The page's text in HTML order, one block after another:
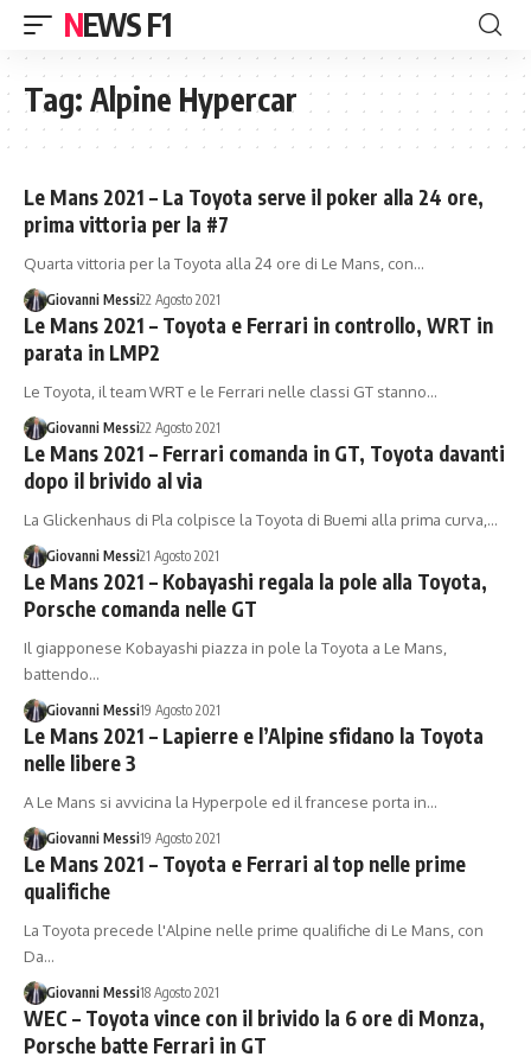
NEWS F1
Tag: Alpine Hypercar
Le Mans 2021 – La Toyota serve il poker alla 24 ore,
prima vittoria per la #7
Quarta vittoria per la Toyota alla 24 ore di Le Mans, con…
Giovanni Messi22 Agosto 2021
Le Mans 2021 – Toyota e Ferrari in controllo, WRT in
parata in LMP2
Le Toyota, il team WRT e le Ferrari nelle classi GT stanno…
Giovanni Messi22 Agosto 2021
Le Mans 2021 – Ferrari comanda in GT, Toyota davanti
dopo il brivido al via
La Glickenhaus di Pla colpisce la Toyota di Buemi alla prima curva,…
Giovanni Messi21 Agosto 2021
Le Mans 2021 – Kobayashi regala la pole alla Toyota,
Porsche comanda nelle GT
Il giapponese Kobayashi piazza in pole la Toyota a Le Mans,
battendo…
Giovanni Messi19 Agosto 2021
Le Mans 2021 – Lapierre e l’Alpine sfidano la Toyota
nelle libere 3
A Le Mans si avvicina la Hyperpole ed il francese porta in…
Giovanni Messi19 Agosto 2021
Le Mans 2021 – Toyota e Ferrari al top nelle prime
qualifiche
La Toyota precede l'Alpine nelle prime qualifiche di Le Mans, con
Da…
Giovanni Messi18 Agosto 2021
WEC – Toyota vince con il brivido la 6 ore di Monza,
Porsche batte Ferrari in GT